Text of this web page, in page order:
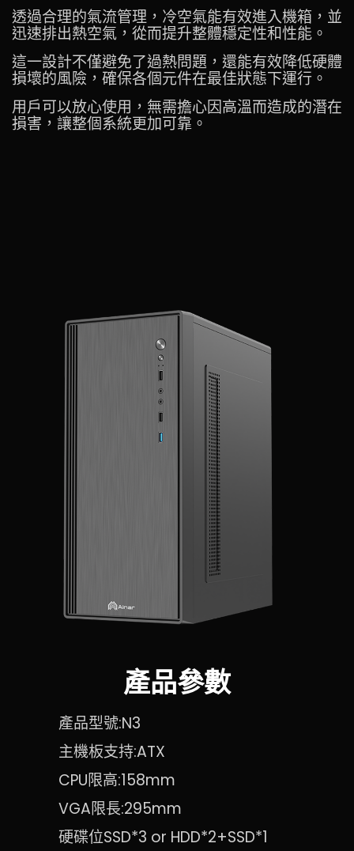
透過合理的氣流管理，冷空氣能有效進入機箱，並
迅速排出熱空氣，從而提升整體穩定性和性能。
這一設計不僅避免了過熱問題，還能有效降低硬體
損壞的風險，確保各個元件在最佳狀態下運行。
用戶可以放心使用，無需擔心因高溫而造成的潛在
損害，讓整個系統更加可靠。
產品參數
產品型號:N3
主機板支持:ATX
CPU限高:158mm
VGA限長:295mm
硬碟位SSD*3 or HDD*2+SSD*1